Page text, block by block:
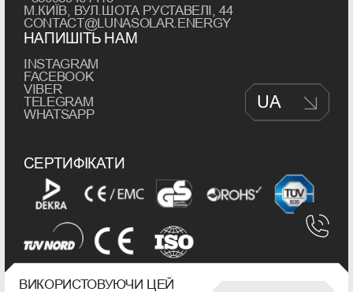
М.КИЇВ, ВУЛ.ШОТА РУСТАВЕЛІ, 44
CONTACT@LUNASOLAR.ENERGY
НАПИШІТЬ НАМ
INSTAGRAM
FACEBOOK
VIBER
TELEGRAM
WHATSAPP
СЕРТИФІКАТИ
UA
ВИКОРИСТОВУЮЧИ ЦЕЙ